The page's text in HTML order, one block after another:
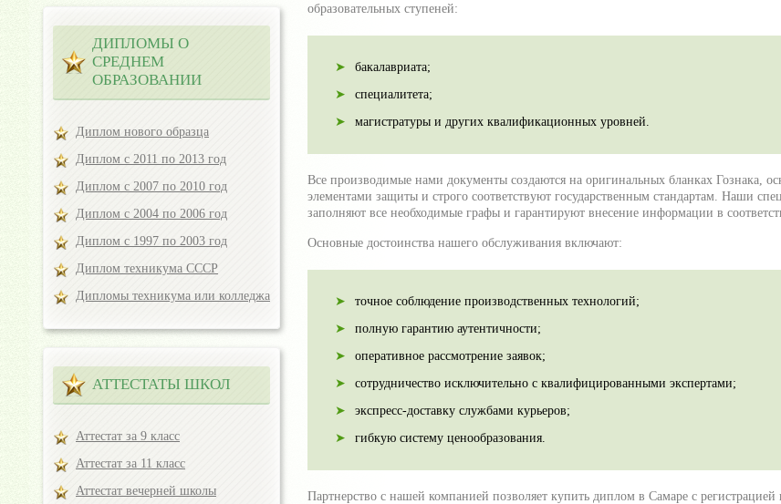
образовательных ступеней:
бакалавриата;
специалитета;
магистратуры и других квалификационных уровней.
Все производимые нами документы создаются на оригинальных бланках Гознака,
элементами защиты и строго соответствуют государственным стандартам. Наши
заполняют все необходимые графы и гарантируют внесение информации в
Основные достоинства нашего обслуживания включают:
точное соблюдение производственных технологий;
полную гарантию аутентичности;
оперативное рассмотрение заявок;
сотрудничество исключительно с квалифицированными экспертами;
экспресс-доставку службами курьеров;
гибкую систему ценообразования.
Партнерство с нашей компанией позволяет купить диплом в Самаре с
ДИПЛОМЫ О
СРЕДНЕМ
ОБРАЗОВАНИИ
Диплом нового образца
Диплом с 2011 по 2013 год
Диплом с 2007 по 2010 год
Диплом с 2004 по 2006 год
Диплом с 1997 по 2003 год
Диплом техникума СССР
Дипломы техникума или колледжа
АТТЕСТАТЫ ШКОЛ
Аттестат за 9 класс
Аттестат за 11 класс
Аттестат вечерней школы